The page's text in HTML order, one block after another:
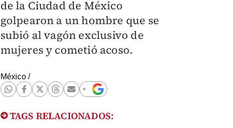
de la Ciudad de México
golpearon a un hombre que se
subió al vagón exclusivo de
mujeres y cometió acoso.
México/
TAGS RELACIONADOS: